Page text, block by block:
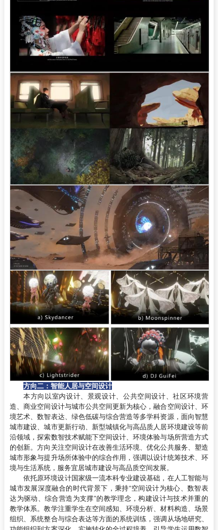
方向二：智能人居与空间设计
本方向以室内设计、景观设计、公共空间设计、社区环境营
造、商业空间设计与城市公共空间更新为核心，融合空间设计、环
境艺术、数智表达、绿色低碳与综合营造等多学科资源，面向智慧
城市建设、城市更新行动、新型城镇化与高品质人居环境建设等前
沿领域，探索数智技术赋能下空间设计、环境体验与场所营造方式
的创新。方向关注空间设计在改善生活环境、优化公共服务、塑造
城市形象与提升场所体验中的综合作用，强调以设计统筹技术、环
境与生活系统，服务宜居城市建设与高品质空间发展。
依托原环境设计国家级一流本科专业建设基础，在人工智能与
城市发展深度融合的时代背景下，秉持“空间设计为核心、数智表
达为驱动、综合营造为支撑”的教学理念，构建设计与技术并重的
教学体系。教学注重学生在空间感知、环境分析、材料构造、场景
组织、系统整合与综合表达等方面的系统训练，强调从场地研究、